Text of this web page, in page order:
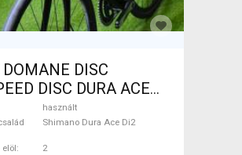
DISC
DISC DURA ACE
52/53 Országúti
Dura Ace Di2
használt ELADÓ
használt
Shimano Dura Ace Di2
elöl
2